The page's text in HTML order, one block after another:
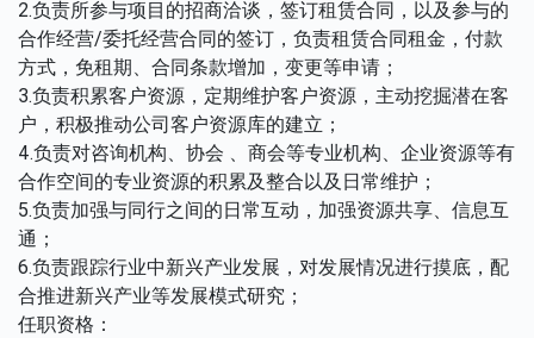
2.负责所参与项目的招商洽谈，签订租赁合同，以及参与的
合作经营/委托经营合同的签订，负责租赁合同租金，付款
方式，免租期、合同条款增加，变更等申请；
3.负责积累客户资源，定期维护客户资源，主动挖掘潜在客
户，积极推动公司客户资源库的建立；
4.负责对咨询机构、协会 、商会等专业机构、企业资源等有
合作空间的专业资源的积累及整合以及日常维护；
5.负责加强与同行之间的日常互动，加强资源共享、信息互
通；
6.负责跟踪行业中新兴产业发展，对发展情况进行摸底，配
合推进新兴产业等发展模式研究；
任职资格：